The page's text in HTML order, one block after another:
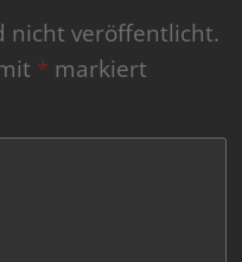
nicht veröffentlicht.
* markiert